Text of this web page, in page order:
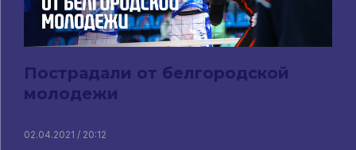
Пострадали от белгородской
молодежи
02.04.2021 / 20:12